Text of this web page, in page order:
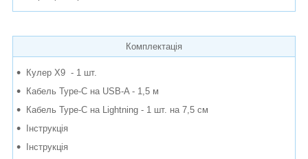
Комплектація
Кулер X9 - 1 шт.
Кабель Type-C на USB-A - 1,5 м
Кабель Type-C на Lightning - 1 шт. на 7,5 см
Інструкція
Інструкція